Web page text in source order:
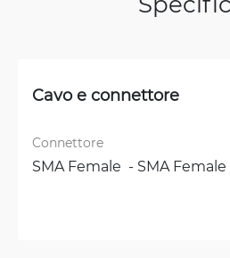
Cavo e connettore
Connettore
SMA Female  - SMA Female